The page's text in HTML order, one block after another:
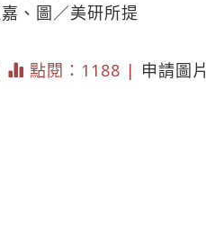
、圖／美研所提
點閱：1188 | 申請圖片